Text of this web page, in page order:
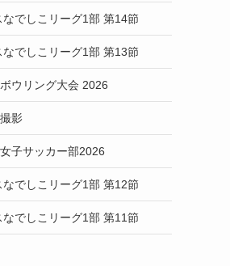
でしこリーグ1部 第14節
でしこリーグ1部 第13節
ウリング大会 2026
影
子サッカー部2026
でしこリーグ1部 第12節
でしこリーグ1部 第11節